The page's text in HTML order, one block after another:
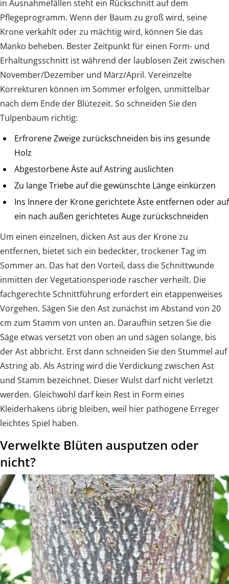
in Ausnahmefällen steht ein Rückschnitt auf dem
Pflegeprogramm. Wenn der Baum zu groß wird, seine
Krone verkahlt oder zu mächtig wird, können Sie das
Manko beheben. Bester Zeitpunkt für einen Form- und
Erhaltungsschnitt ist während der laublosen Zeit zwischen
November/Dezember und März/April. Vereinzelte
Korrekturen können im Sommer erfolgen, unmittelbar
nach dem Ende der Blütezeit. So schneiden Sie den
Tulpenbaum richtig:
Erfrorene Zweige zurückschneiden bis ins gesunde
Holz
Abgestorbene Äste auf Astring auslichten
Zu lange Triebe auf die gewünschte Länge einkürzen
Ins Innere der Krone gerichtete Äste entfernen oder auf
ein nach außen gerichtetes Auge zurückschneiden
Um einen einzelnen, dicken Ast aus der Krone zu
entfernen, bietet sich ein bedeckter, trockener Tag im
Sommer an. Das hat den Vorteil, dass die Schnittwunde
inmitten der Vegetationsperiode rascher verheilt. Die
fachgerechte Schnittführung erfordert ein etappenweises
Vorgehen. Sägen Sie den Ast zunächst im Abstand von 20
cm zum Stamm von unten an. Daraufhin setzen Sie die
Säge etwas versetzt von oben an und sägen solange, bis
der Ast abbricht. Erst dann schneiden Sie den Stummel auf
Astring ab. Als Astring wird die Verdickung zwischen Ast
und Stamm bezeichnet. Dieser Wulst darf nicht verletzt
werden. Gleichwohl darf kein Rest in Form eines
Kleiderhakens übrig bleiben, weil hier pathogene Erreger
leichtes Spiel haben.
Verwelkte Blüten ausputzen oder
nicht?